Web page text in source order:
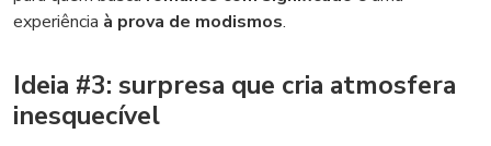
experiência à prova de modismos.
Ideia #3: surpresa que cria atmosfera
inesquecível